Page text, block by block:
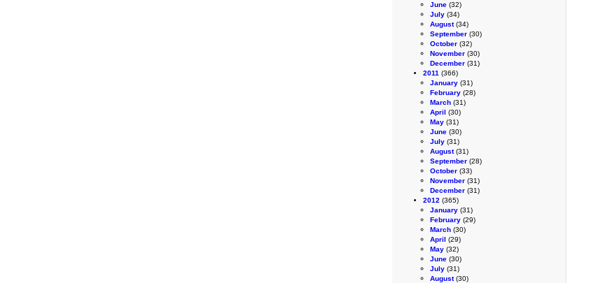
June (32)
July (34)
August(34)
September (30)
October (32)
November (30)
December (31)
2011 (366)
January (31)
February (28)
March (31)
April (30)
May (31)
June (30)
July (31)
August(31)
September (28)
October (33)
November (31)
December (31)
2012 (365)
January (31)
February (29)
March (30)
April (29)
May (32)
June (30)
July (31)
August(30)